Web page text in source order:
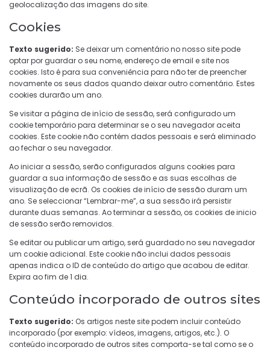
geolocalização das imagens do site.
Cookies
Texto sugerido: Se deixar um comentário no nosso site pode
optar por guardar o seu nome, endereço de email e site nos
cookies. Isto é para sua conveniência para não ter de preencher
novamente os seus dados quando deixar outro comentário. Estes
cookies durarão um ano.
Se visitar a página de início de sessão, será configurado um
cookie temporário para determinar se o seu navegador aceita
cookies. Este cookie não contém dados pessoais e será eliminado
ao fechar o seu navegador.
Ao iniciar a sessão, serão configurados alguns cookies para
guardar a sua informação de sessão e as suas escolhas de
visualização de ecrã. Os cookies de início de sessão duram um
ano. Se seleccionar “Lembrar-me”, a sua sessão irá persistir
durante duas semanas. Ao terminar a sessão, os cookies de inicio
de sessão serão removidos.
Se editar ou publicar um artigo, será guardado no seu navegador
um cookie adicional. Este cookie não inclui dados pessoais
apenas indica o ID de conteúdo do artigo que acabou de editar.
Expira ao fim de 1 dia.
Conteúdo incorporado de outros sites
Texto sugerido: Os artigos neste site podem incluir conteúdo
incorporado (por exemplo: vídeos, imagens, artigos, etc.). O
conteúdo incorporado de outros sites comporta-se tal como se o